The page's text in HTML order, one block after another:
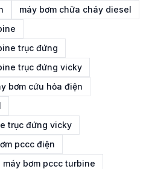
máy bơm chữa cháy diesel
trục đứng
trục đứng vicky
bơm cứu hỏa điện
trục đứng vicky
pccc điện
máy bơm pccc turbine